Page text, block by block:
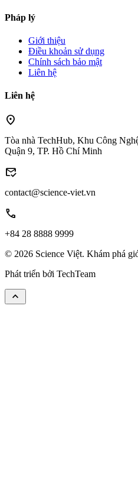
Pháp lý
Giới thiệu
Điều khoản sử dụng
Chính sách bảo mật
Liên hệ
Liên hệ
location_on
Tòa nhà TechHub, Khu Công
Quận 9, TP. Hồ Chí Minh
mark_email_read
contact@science-viet.vn
call
+84 28 8888 9999
© 2026 Science Việt. Khám phá
Phát triển bởi TechTeam
keyboard_arrow_up